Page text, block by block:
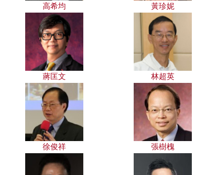
高希均 黃珍妮
蔣匡文 林超英
徐俊祥 張樹槐